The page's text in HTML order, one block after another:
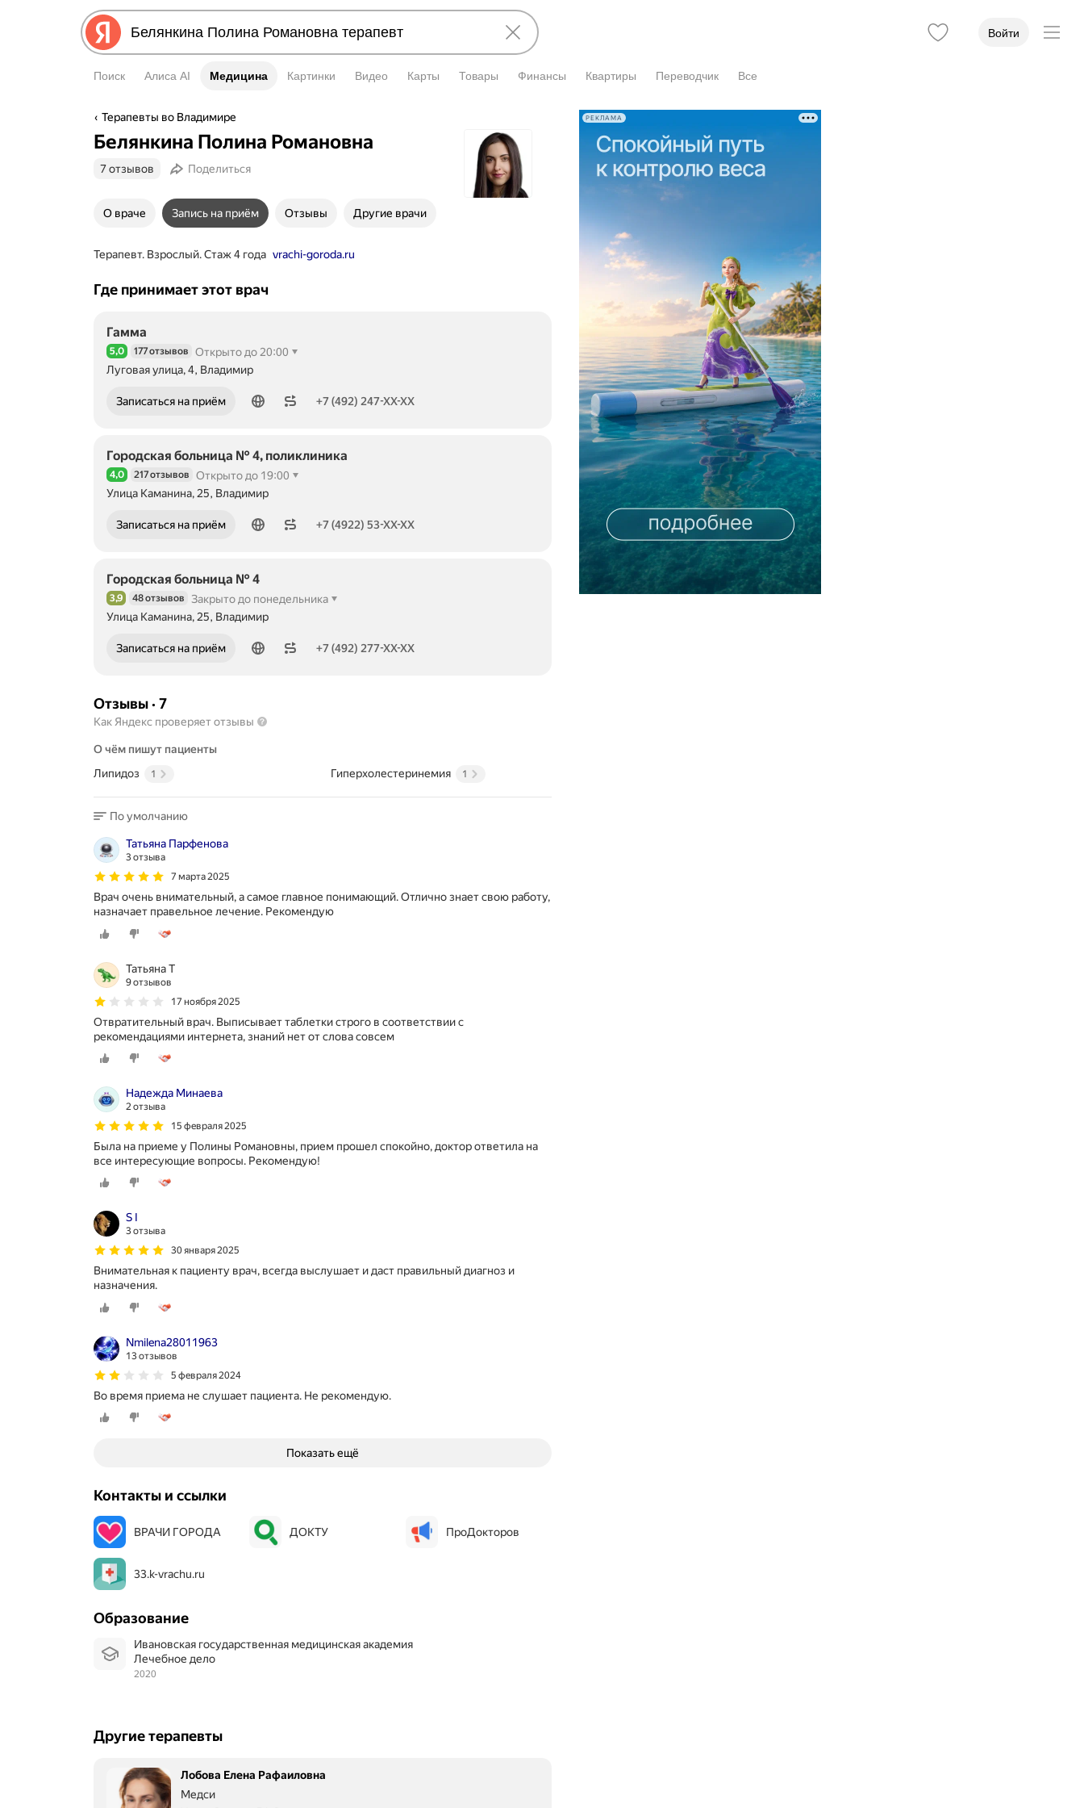
Войти
Поиск Алиса AI Медицина
Медицина Картинки Видео Карты Товары Финансы Квартиры Переводчик Все
Терапевты во Владимире
Белянкина Полина Романовна
7 отзывов Поделиться
О враче Запись на приём Отзывы Другие врачи
Терапевт. Взрослый. Стаж 4 года vrachi-goroda.ru
Где принимает этот врач
Гамма
Рейтинг 5,0 из 5
5,0 177 отзывов
Открыто до 20:00
Луговая улица, 4, Владимир
Записаться на приём
Номер телефона: +74922474717 +7 (492) 247-XX-XX
Городская больница № 4, поликлиника
Рейтинг 4,0 из 5
4,0 217 отзывов
Открыто до 19:00
Улица Каманина, 25, Владимир
Записаться на приём
Номер телефона: +74922530036 +7 (4922) 53-XX-XX
Городская больница № 4
Рейтинг 3,9 из 5
3,9 48 отзывов
Закрыто до понедельника
Улица Каманина, 25, Владимир
Записаться на приём
Номер телефона: +74922777733 +7 (492) 277-XX-XX
Отзывы· 7
Как Яндекс проверяет отзывы
О чём пишут пациенты
Липидоз
1 Гиперхолестеринемия 1
По умолчанию
Татьяна Парфенова
3 отзыва
7 марта 2025
Врач очень внимательный, а самое главное понимающий. Отлично знает свою работу,
назначает правельное лечение. Рекомендую
Татьяна Т
9 отзывов
17 ноября 2025
Отвратительный врач. Выписывает таблетки строго в соответствии с
рекомендациями интернета, знаний нет от слова совсем
Надежда Минаева
2 отзыва
15 февраля 2025
Была на приеме у Полины Романовны, прием прошел спокойно, доктор ответила на
все интересующие вопросы. Рекомендую!
S I
3 отзыва
30 января 2025
Внимательная к пациенту врач, всегда выслушает и даст правильный диагноз и
назначения.
Nmilena28011963
13 отзывов
5 февраля 2024
Во время приема не слушает пациента. Не рекомендую.
Показать ещё
Контакты и ссылки
ВРАЧИ ГОРОДА ДОКТУ ПроДокторов
33.k-vrachu.ru
Образование
Ивановская государственная медицинская академия
Лечебное дело
2020
Другие терапевты
Лобова Елена Рафаиловна
Медси
РЕКЛАМА